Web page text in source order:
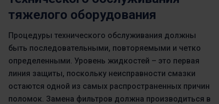
тяжелого оборудования
Процедуры технического обслуживания должны
быть последовательными, повторяемыми и четко
определенными. Уровень жидкостей – это первая
линия защиты, поскольку неисправности смазки
остаются одной из самых распространенных причин
поломок. Замена фильтров должна производиться в